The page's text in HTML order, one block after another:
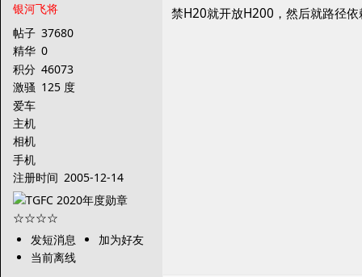
银河飞将
帖子 37680
精华 0
积分 46073
激骚 125 度
爱车
主机
相机
手机
注册时间 2005-12-14
发短消息
加为好友
当前离线
禁H20就开放H200，然后就路径依